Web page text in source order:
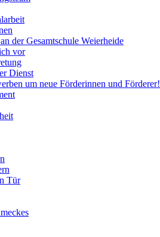
der Gesamtschule Weierheide
vor
Dienst
um neue Förderinnen und Förderer!
Tür